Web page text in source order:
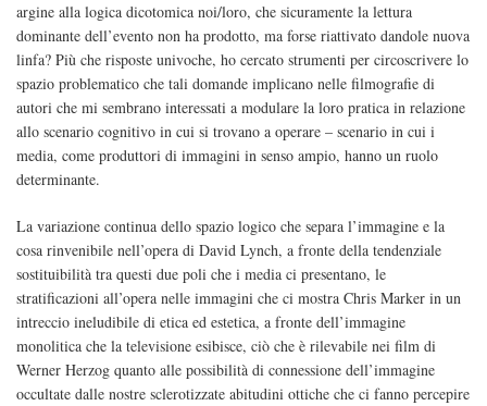
argine alla logica dicotomica noi/loro, che sicuramente la lettura
dominante dell’evento non ha prodotto, ma forse riattivato dandole nuova
linfa? Più che risposte univoche, ho cercato strumenti per circoscrivere lo
spazio problematico che tali domande implicano nelle filmografie di
autori che mi sembrano interessati a modulare la loro pratica in relazione
allo scenario cognitivo in cui si trovano a operare – scenario in cui i
media, come produttori di immagini in senso ampio, hanno un ruolo
determinante.
La variazione continua dello spazio logico che separa l’immagine e la
cosa rinvenibile nell’opera di David Lynch, a fronte della tendenziale
sostituibilità tra questi due poli che i media ci presentano, le
stratificazioni all’opera nelle immagini che ci mostra Chris Marker in un
intreccio ineludibile di etica ed estetica, a fronte dell’immagine
monolitica che la televisione esibisce, ciò che è rilevabile nei film di
Werner Herzog quanto alle possibilità di connessione dell’immagine
occultate dalle nostre sclerotizzate abitudini ottiche che ci fanno percepire